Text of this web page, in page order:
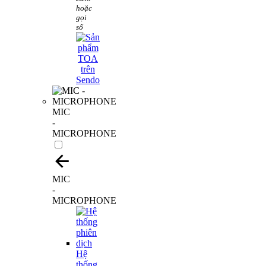
hoặc
gọi
số
MIC
-
MICROPHONE
MIC
-
MICROPHONE
Hệ